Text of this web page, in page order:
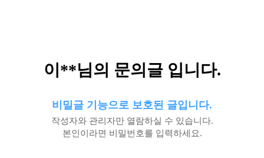
이**님의 문의글 입니다.
비밀글 기능으로 보호된 글입니다.
작성자와 관리자만 열람하실 수 있습니다.
본인이라면 비밀번호를 입력하세요.